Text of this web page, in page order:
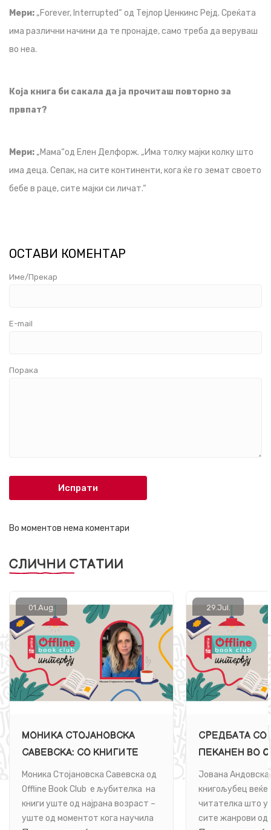
Мери: „Forever, Interrupted“ од Тејлор Џенкинс Рејд. Среќата
има различни начини да те пронајде, само треба да веруваш
во неа.
Која книга би сакала да ја прочиташ повторно за
првпат?
Мери: „Мама“од Елен Делфорж. „Има толку мајки колку што
има деца. Сепак, на сите континенти, кога ќе го земат своето
бебе в раце, сите мајки си личат.“
ОСТАВИ КОМЕНТАР
Име/Прекар
E-mail
Порака
Испрати
Во моментов нема коментари
СЛИЧНИ СТАТИИ
01.Aug.
МОНИКА СТОЈАНОВСКА
САВЕВСКА: СО КНИГИТЕ
ВЛЕГУВАМ ВО МАГИЧЕН
СВЕТ, НАДВОР ОД
СЕКОЈДНЕВИЕТО
Моника Стојановска Савевска од
Offline Book Club е љубителка на
книги уште од најрана возраст –
уште од моментот кога научила
29.Jul.
СРЕДБАТА СО
ПЕКАНЕН ВО
CLUB ЌЕ ЈА
ДОЛГО
Јована
книгољубец веќе
читателка што
сите жанрови од